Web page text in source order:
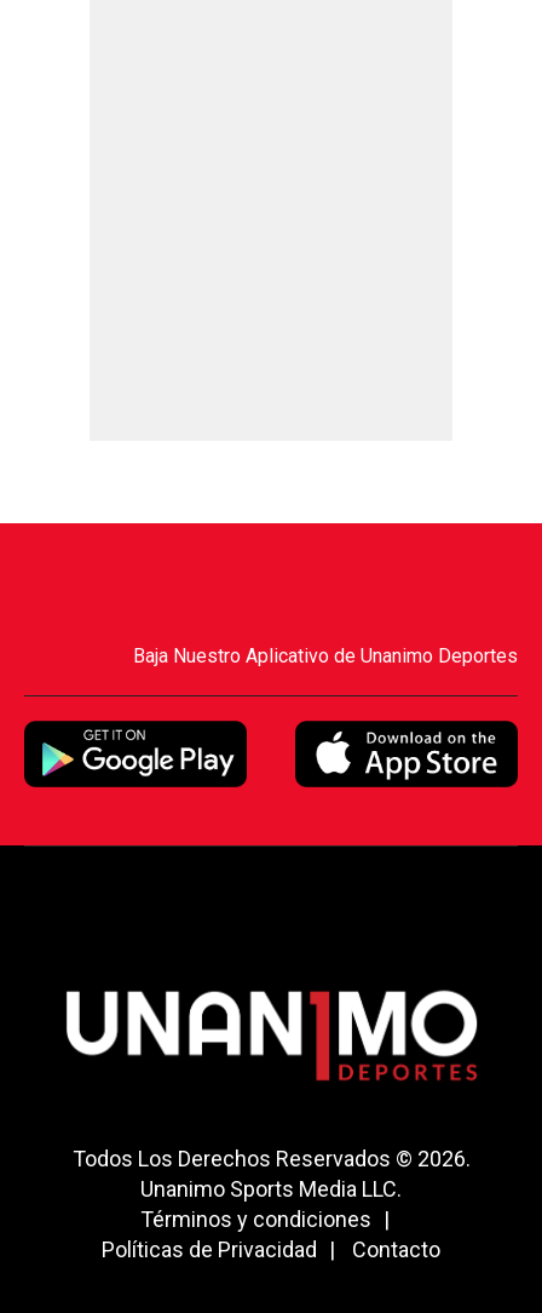
Baja Nuestro Aplicativo de Unanimo Deportes
Todos Los Derechos Reservados © 2026.
Unanimo Sports Media LLC.
Términos y condiciones
Políticas de Privacidad
Contacto